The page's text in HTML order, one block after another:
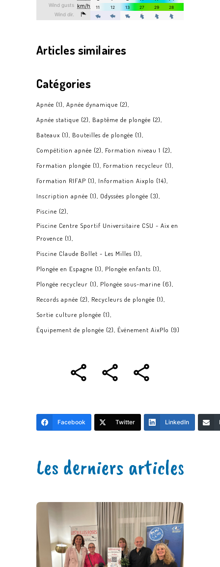
Articles similaires
Catégories
Apnée (1) Apnée dynamique (2)
Apnée statique (2) Baptême de plongée (2)
Bateaux (1) Bouteilles de plongée (1)
Compétition apnée (2) Formation niveau 1 (2)
Formation plongée (1) Formation recycleur (1)
Formation RIFAP (1) Information Aixplo (14)
Inscription apnée (1) Odyssées plongée (3)
Piscine (2)
Piscine Centre Sportif Universitaire CSU - Aix en
Provence (1)
Piscine Claude Bollet - Les Milles (1)
Plongée en Espagne (1) Plongée enfants (1)
Plongée recycleur (1) Plongée sous-marine (6)
Records apnée (2) Recycleurs de plongée (1)
Sortie culture plongée (1)
Équipement de plongée (2) Événement AixPlo (9)
Facebook Twitter LinkedIn
Les derniers articles